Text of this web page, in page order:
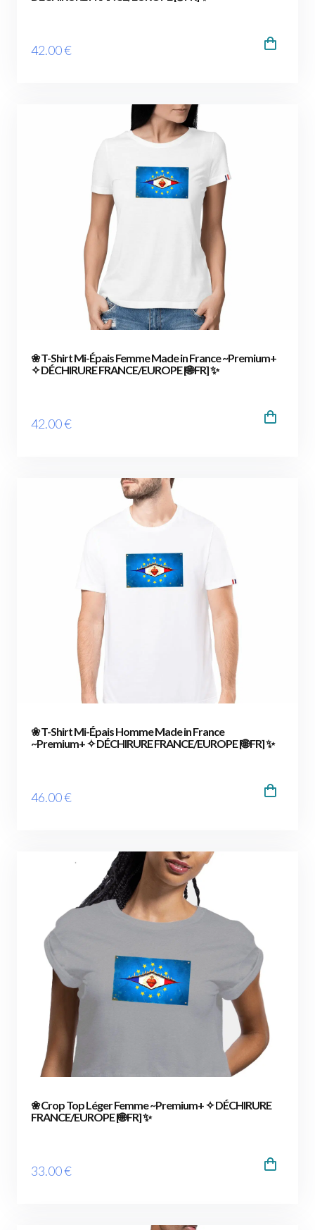
42.00€
❀ T-Shirt Mi-Épais Femme Made in France ~Premium+
✧ DÉCHIRURE FRANCE/EUROPE [🌐 FR] ✨
42.00€
❀ T-Shirt Mi-Épais Homme Made in France
~Premium+ ✧ DÉCHIRURE FRANCE/EUROPE [🌐 FR] ✨
46.00€
❀ Crop Top Léger Femme ~Premium+ ✧ DÉCHIRURE
FRANCE/EUROPE [🌐 FR] ✨
33.00€